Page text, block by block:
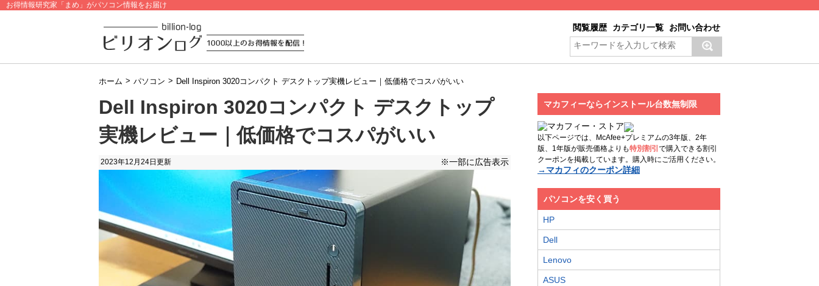
お得情報研究家「まめ」がパソコン情報をお届け
閲覧履歴 カテゴリ一覧 お問い合わせ
ホーム > パソコン > Dell Inspiron 3020コンパクト デスクトップ実機レビュー｜低価格でコスパがいい
Dell Inspiron 3020コンパクト デスクトップ
実機レビュー｜低価格でコスパがいい
2023年12月24日 更新 ※一部に広告表示
マカフィーならインストール台数無制限
以下ページでは、McAfee+プレミアムの3年版、2年
版、1年版が販売価格よりも特別割引 で購入できる割引
クーポンを掲載しています。購入時にご活用ください。
→マカフィのクーポン詳細
パソコンを安く買う
HP
Dell
Lenovo
ASUS